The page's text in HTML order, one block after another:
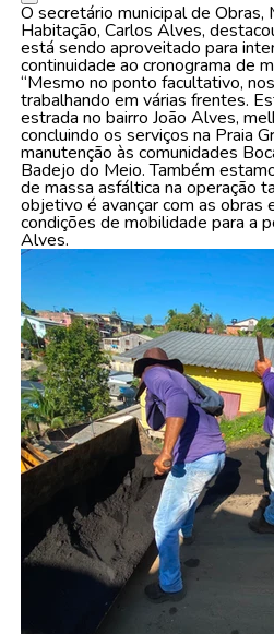
O secretário municipal de Obras,
Habitação, Carlos Alves,
está sendo aproveitado para
continuidade ao cronograma de
“Mesmo no ponto facultativo,
trabalhando em várias frentes.
estrada no bairro João Alves,
concluindo os serviços na Praia
manutenção às comunidades
Badejo do Meio. Também
de massa asfáltica na operação
objetivo é avançar com as obras
condições de mobilidade para a
Alves.